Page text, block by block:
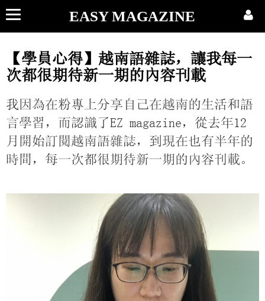
EASY MAGAZINE
【學員心得】越南語雜誌，讓我每一
次都很期待新一期的內容刊載
我因為在粉專上分享自己在越南的生活和語
言學習，而認識了EZ magazine，從去年12
月開始訂閱越南語雜誌，到現在也有半年的
時間，每一次都很期待新一期的內容刊載。